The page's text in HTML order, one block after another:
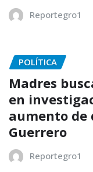
Reportegro1
POLÍTICA
Madres
en
aumento de
Guerrero
Reportegro1